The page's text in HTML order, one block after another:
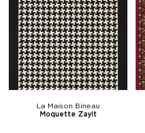
La Maison Bineau
Moquette Zayit